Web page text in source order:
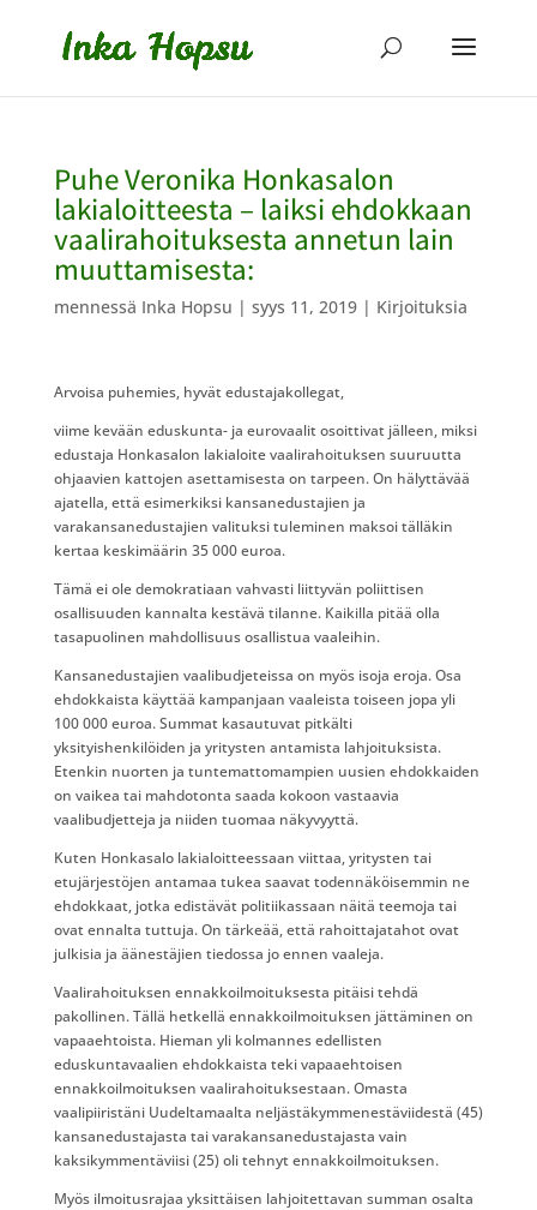
Puhe Veronika Honkasalon
lakialoitteesta – laiksi ehdokkaan
vaalirahoituksesta annetun lain
muuttamisesta:
mennessä Inka Hopsu | syys 11, 2019| Kirjoituksia
Arvoisa puhemies, hyvät edustajakollegat,
viime kevään eduskunta- ja eurovaalit osoittivat jälleen, miksi
edustaja Honkasalon lakialoite vaalirahoituksen suuruutta
ohjaavien kattojen asettamisesta on tarpeen. On hälyttävää
ajatella, että esimerkiksi kansanedustajien ja
varakansanedustajien valituksi tuleminen maksoi tälläkin
kertaa keskimäärin 35 000 euroa.
Tämä ei ole demokratiaan vahvasti liittyvän poliittisen
osallisuuden kannalta kestävä tilanne. Kaikilla pitää olla
tasapuolinen mahdollisuus osallistua vaaleihin.
Kansanedustajien vaalibudjeteissa on myös isoja eroja. Osa
ehdokkaista käyttää kampanjaan vaaleista toiseen jopa yli
100 000 euroa. Summat kasautuvat pitkälti
yksityishenkilöiden ja yritysten antamista lahjoituksista.
Etenkin nuorten ja tuntemattomampien uusien ehdokkaiden
on vaikea tai mahdotonta saada kokoon vastaavia
vaalibudjetteja ja niiden tuomaa näkyvyyttä.
Kuten Honkasalo lakialoitteessaan viittaa, yritysten tai
etujärjestöjen antamaa tukea saavat todennäköisemmin ne
ehdokkaat, jotka edistävät politiikassaan näitä teemoja tai
ovat ennalta tuttuja. On tärkeää, että rahoittajatahot ovat
julkisia ja äänestäjien tiedossa jo ennen vaaleja.
Vaalirahoituksen ennakkoilmoituksesta pitäisi tehdä
pakollinen. Tällä hetkellä ennakkoilmoituksen jättäminen on
vapaaehtoista. Hieman yli kolmannes edellisten
eduskuntavaalien ehdokkaista teki vapaaehtoisen
ennakkoilmoituksen vaalirahoituksestaan. Omasta
vaalipiiristäni Uudeltamaalta neljästäkymmenestäviidestä (45)
kansanedustajasta tai varakansanedustajasta vain
kaksikymmentäviisi (25) oli tehnyt ennakkoilmoituksen.
Myös ilmoitusrajaa yksittäisen lahjoitettavan summan osalta